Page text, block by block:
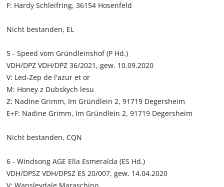
F: Hardy Schleifring, 36154 Hosenfeld
Nicht bestanden, EL
5 - Speed vom Gründleinshof (P Hd.)
VDH/DPZ VDH/DPZ 36/2021, gew. 10.09.2020
V: Led-Zep de l'azur et or
M: Honey z Dubskych lesu
Z: Nadine Grimm, Im Gründlein 2, 91719 Degersheim
E+F: Nadine Grimm, Im Gründlein 2, 91719 Degersheim
Nicht bestanden, CQN
6 - Windsong AGE Ella Esmeralda (ES Hd.)
VDH/DPSZ VDH/DPSZ ES 20/007, gew. 14.04.2020